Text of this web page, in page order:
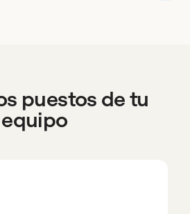
puestos de tu
equipo